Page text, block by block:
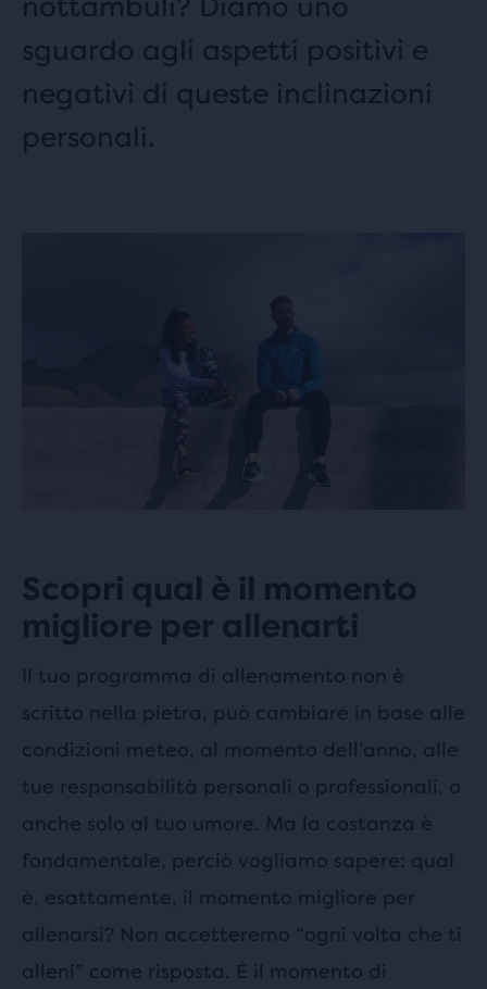
sguardo agli aspetti positivi e
negativi di queste inclinazioni
personali.
Scopri qual è il momento
migliore per allenarti
Il tuo programma di allenamento non è
scritto nella pietra, può cambiare in base alle
condizioni meteo, al momento dell’anno, alle
tue responsabilità personali o professionali, o
anche solo al tuo umore. Ma la costanza è
fondamentale, perciò vogliamo sapere: qual
è, esattamente, il momento migliore per
allenarsi? Non accetteremo “ogni volta che ti
alleni” come risposta. È il momento di